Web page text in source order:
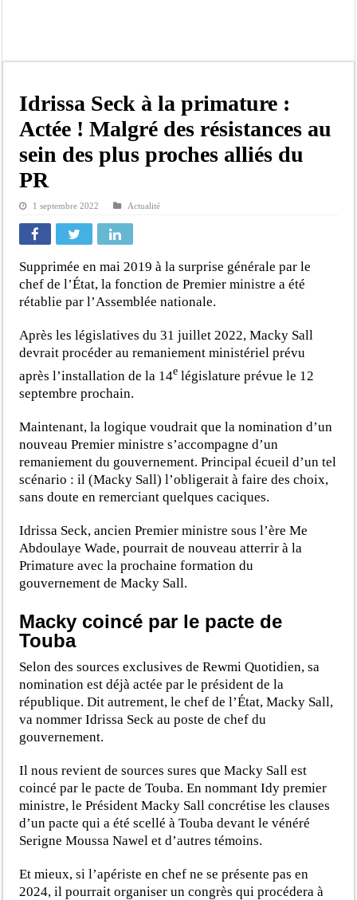
Scandale de pédophilie, acte contre nature : Un coach de football démasqué
Banditisme : Fily Sané, ancien Lieutenant du célèbre Ino, de nouveau Interpellé
Affaire Farba Ngom : La balle, dans le camp du procureur financier
Succession de Pape Thiaw : la bombe à retardement qui menace la FSF
Idrissa Seck à la primature :
Actée ! Malgré des résistances au
sein des plus proches alliés du
PR
1 septembre 2022 Actualité
Supprimée en mai 2019 à la surprise générale par le
chef de l’État, la fonction de Premier ministre a été
rétablie par l’Assemblée nationale.
Après les législatives du 31 juillet 2022, Macky Sall
devrait procéder au remaniement ministériel prévu
après l’installation de la 14e législature prévue le 12
septembre prochain.
Maintenant, la logique voudrait que la nomination d’un
nouveau Premier ministre s’accompagne d’un
remaniement du gouvernement. Principal écueil d’un tel
scénario : il (Macky Sall) l’obligerait à faire des choix,
sans doute en remerciant quelques caciques.
Idrissa Seck, ancien Premier ministre sous l’ère Me
Abdoulaye Wade, pourrait de nouveau atterrir à la
Primature avec la prochaine formation du
gouvernement de Macky Sall.
Macky coincé par le pacte de
Touba
Selon des sources exclusives de Rewmi Quotidien, sa
nomination est déjà actée par le président de la
république. Dit autrement, le chef de l’État, Macky Sall,
va nommer Idrissa Seck au poste de chef du
gouvernement.
Il nous revient de sources sures que Macky Sall est
coincé par le pacte de Touba. En nommant Idy premier
ministre, le Président Macky Sall concrétise les clauses
d’un pacte qui a été scellé à Touba devant le vénéré
Serigne Moussa Nawel et d’autres témoins.
Et mieux, si l’apériste en chef ne se présente pas en
2024, il pourrait organiser un congrès qui procédera à